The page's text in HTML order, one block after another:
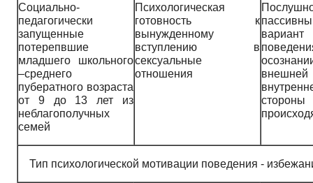
Социально-
педагогически
запущенные
потерепвшие
младшего школьного
–среднего
пубератного возраста
от 9 до 13 лет из
неблагополучных
семей
Психологическая
готовность к
вынужденному
вступлению в
сексуальные
отношения
вариант
стороны
Тип психологической мотивации поведения -